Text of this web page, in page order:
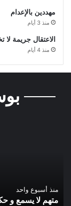
مهددين بالإعدام
منذ 3 أيام
الاعتقال جريمة لا
منذ 4 أيام
منذ أسبوع واحد
متهم لا يسمع و